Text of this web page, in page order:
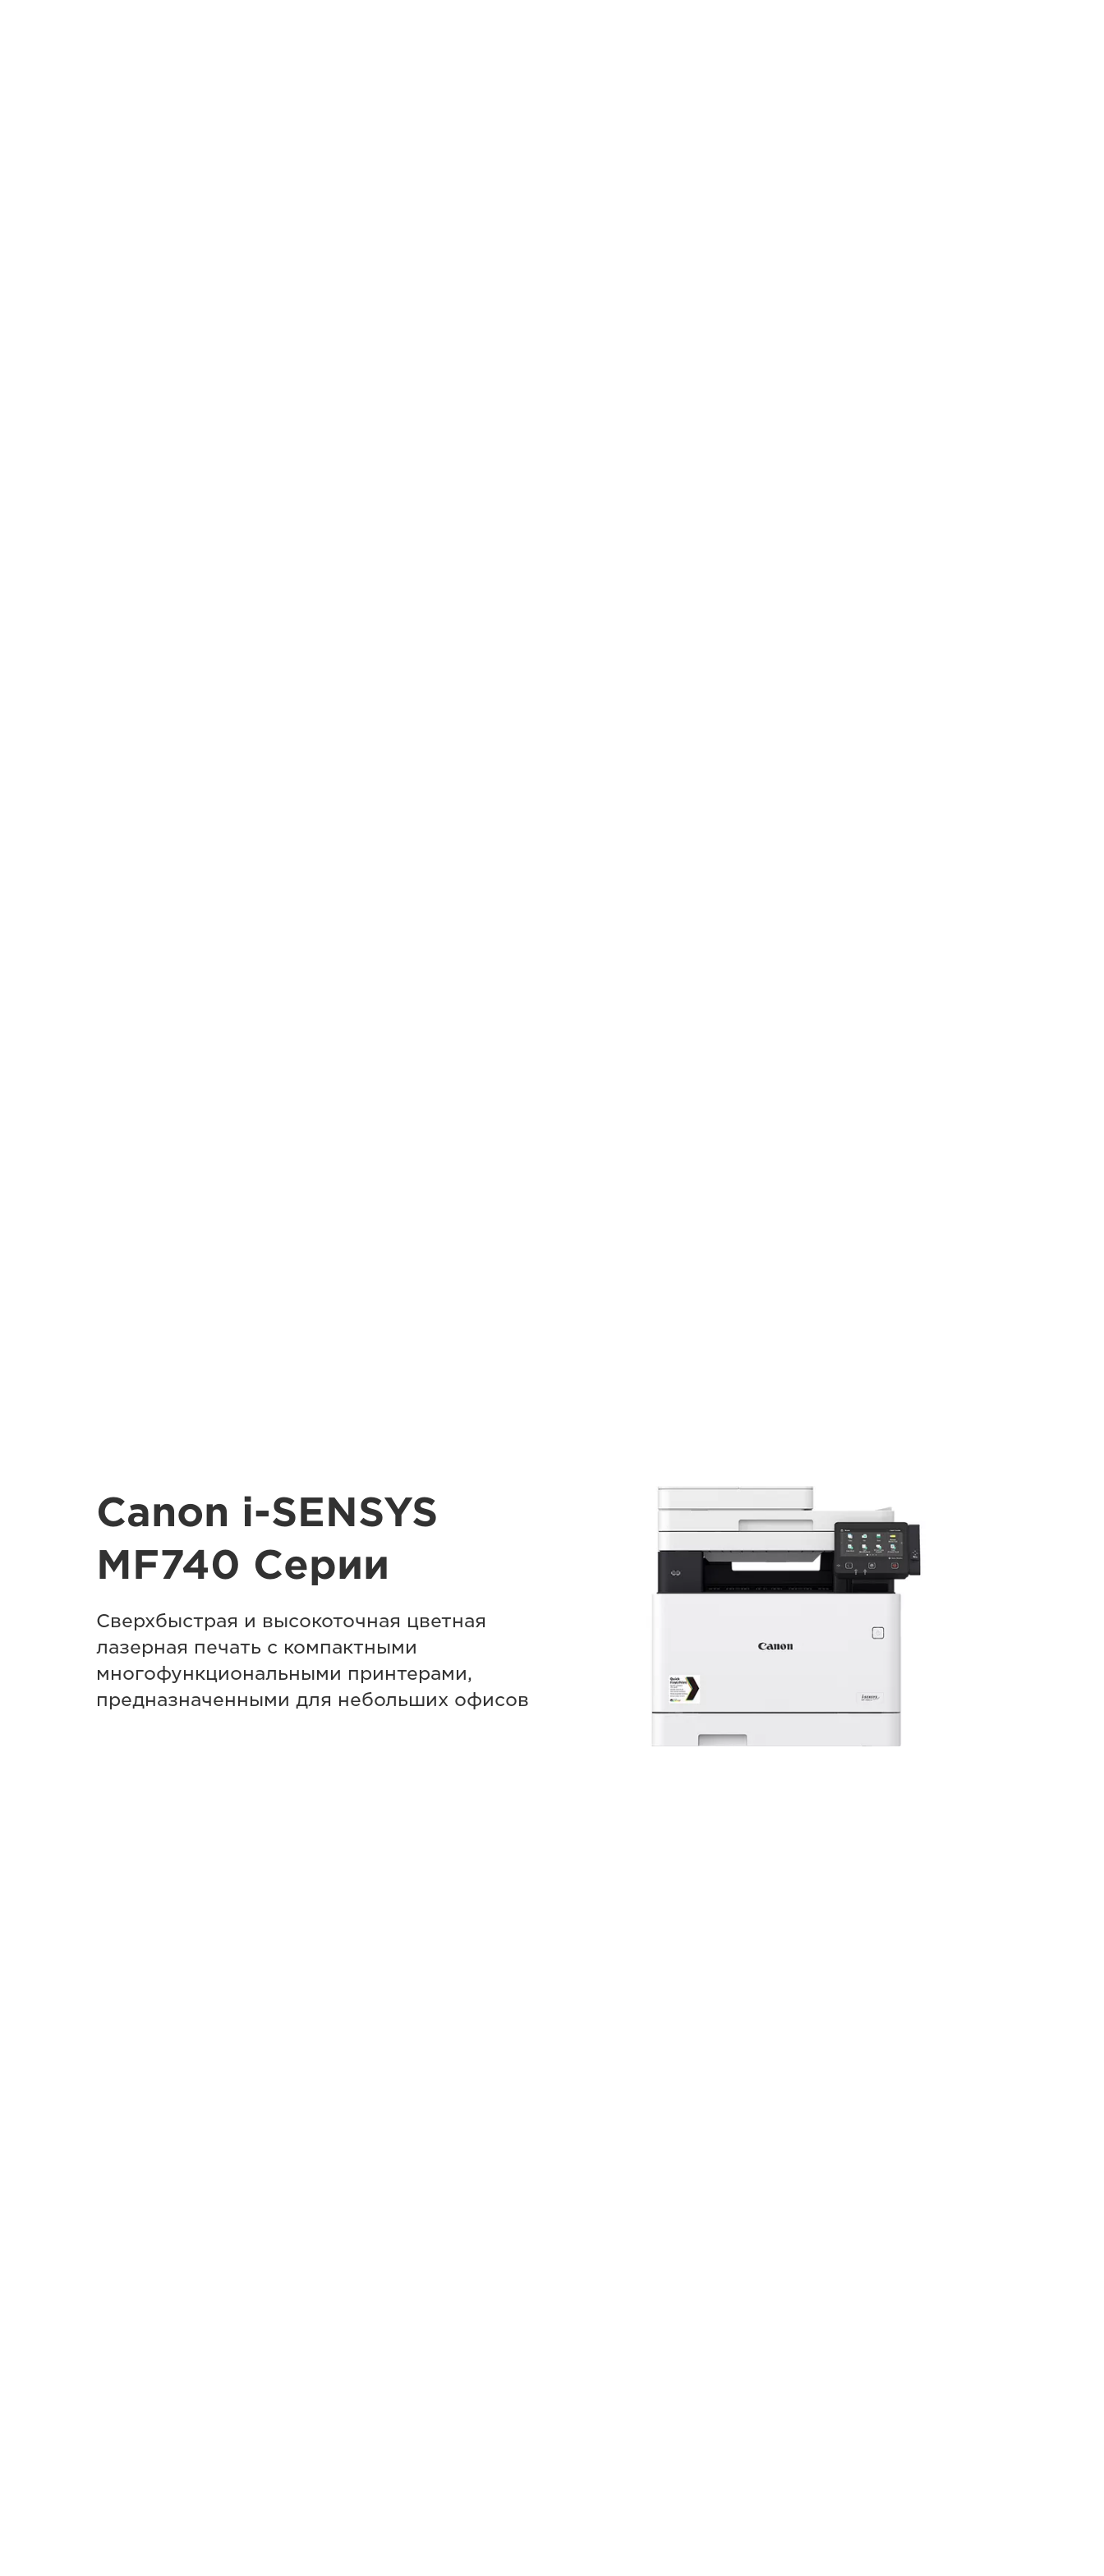
Canon i-SENSYS
MF740 Cерии
Сверхбыстрая и высокоточная цветная
лазерная печать с компактными
многофункциональными принтерами,
предназначенными для небольших офисов